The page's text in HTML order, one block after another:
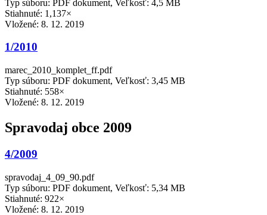
Typ súboru: PDF dokument, Veľkosť: 4,5 MB
Stiahnuté: 1,137×
Vložené: 8. 12. 2019
1/2010
marec_2010_komplet_ff.pdf
Typ súboru: PDF dokument, Veľkosť: 3,45 MB
Stiahnuté: 558×
Vložené: 8. 12. 2019
Spravodaj obce 2009
4/2009
spravodaj_4_09_90.pdf
Typ súboru: PDF dokument, Veľkosť: 5,34 MB
Stiahnuté: 922×
Vložené: 8. 12. 2019